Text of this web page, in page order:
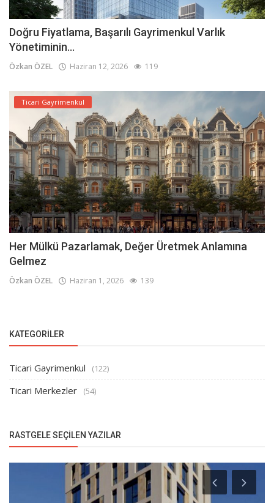
Doğru Fiyatlama, Başarılı Gayrimenkul Varlık
Yönetiminin...
Özkan ÖZEL Haziran 12, 2026 119
Ticari Gayrimenkul
Her Mülkü Pazarlamak, Değer Üretmek Anlamına
Gelmez
Özkan ÖZEL Haziran 1, 2026 139
KATEGORILER
Ticari Gayrimenkul (122)
Ticari Merkezler (54)
RASTGELE SEÇILEN YAZILAR